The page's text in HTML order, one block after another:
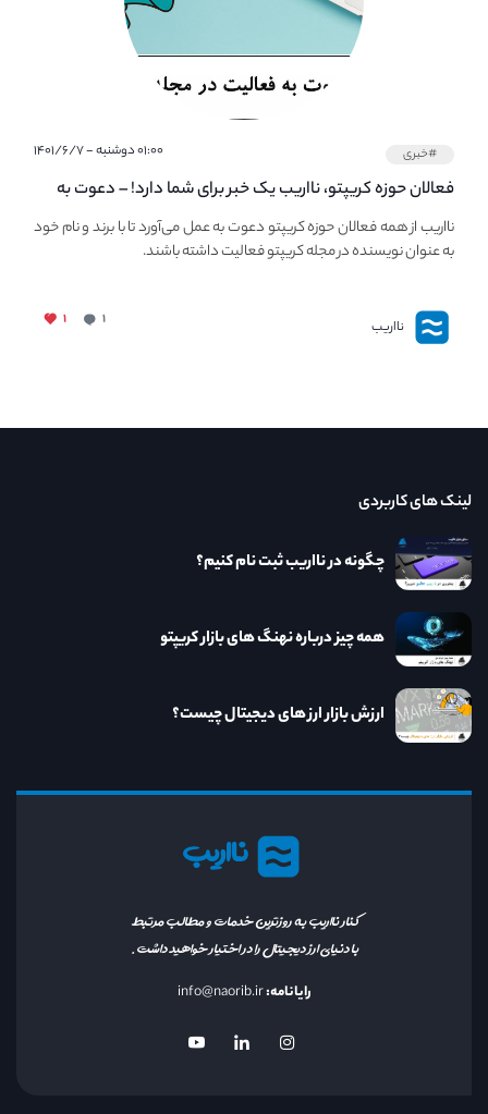
#خبری ۰۱:۰۰ دوشنبه - ۱۴۰۱/۶/۷
فعالان حوزه کریپتو، نااریب یک خبر برای شما دارد! – دعوت به
فعالیت در مجله کریپتو
نااریب از همه فعالان حوزه کریپتو دعوت به عمل می‌آورد تا با برند و نام خود
به عنوان نویسنده در مجله کریپتو فعالیت داشته باشند.
نااریب ۱ ۱
نااریب
کنار نااریب به روزترین خدمات و مطالب مرتبط
با دنیای ارز دیجیتال را در اختیار خواهید داشت.
رایانامه:info@naorib.ir
لینک های کاربردی
چگونه در نااریب ثبت نام کنیم؟
همه چیز درباره نهنگ های بازار کریپتو
ارزش بازار ارز های دیجیتال چیست؟